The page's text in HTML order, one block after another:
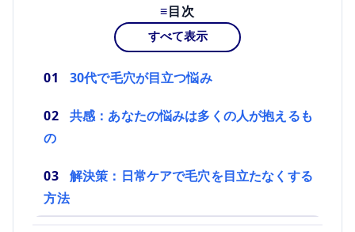
目次
すべて表示
30代で毛穴が目立つ悩み
共感：あなたの悩みは多くの人が抱えるも
の
解決策：日常ケアで毛穴を目立たなくする
方法